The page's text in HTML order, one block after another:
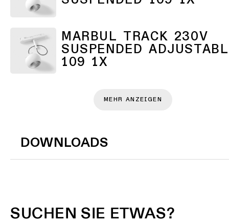
MARBUL TRACK 230V
SUSPENDED
109 1X
MEHR ANZEIGEN
DOWNLOADS
SUCHEN SIE ETWAS?